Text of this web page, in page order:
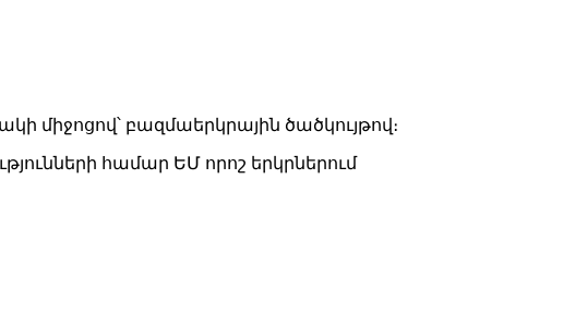
մի­ջո­ցով՝ բազ­մաերկ­րա­յին ծած­կույ­թով։
հա­մար ԵՄ ո­րոշ երկր­նե­րում